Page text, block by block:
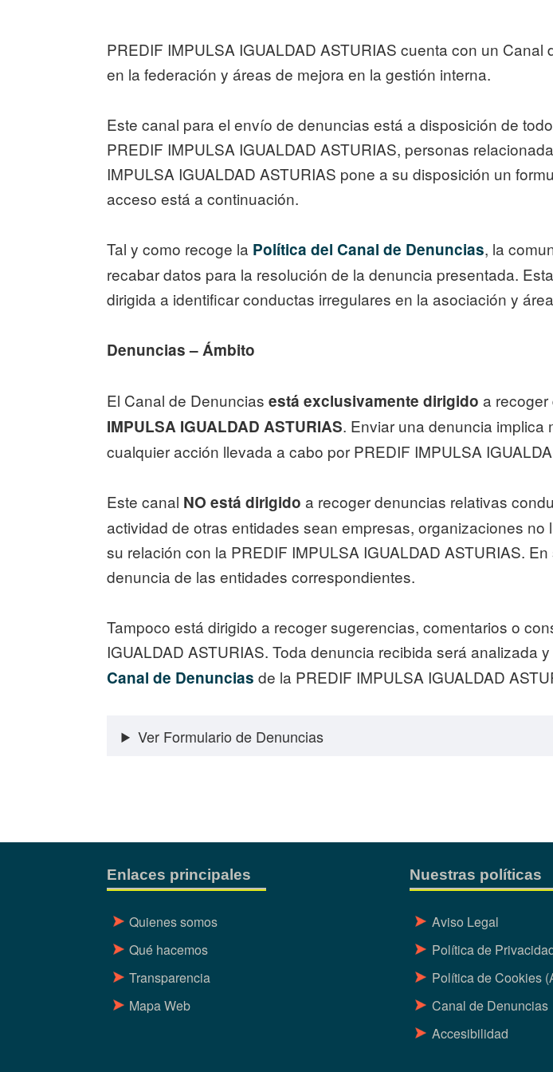
PREDIF IMPULSA IGUALDAD ASTURIAS cuenta con un
en la federación y áreas de mejora en la gestión interna.
Este canal para el envío de denuncias está a disposición de
PREDIF IMPULSA IGUALDAD ASTURIAS, personas
IMPULSA IGUALDAD ASTURIAS pone a su disposición un
acceso está a continuación.
Tal y como recoge la Política del Canal de Denuncias, la
recabar datos para la resolución de la denuncia presentada.
dirigida a identificar conductas irregulares en la asociación y
Denuncias – Ámbito
El Canal de Denunciasestá exclusivamente dirigido a
IMPULSA IGUALDAD ASTURIAS. Enviar una denuncia implica
cualquier acción llevada a cabo por PREDIF IMPULSA
Este canal NO está dirigido a recoger denuncias relativas
actividad de otras entidades sean empresas, organizaciones
su relación con la PREDIF IMPULSA IGUALDAD ASTURIAS.
denuncia de las entidades correspondientes.
Tampoco está dirigido a recoger sugerencias, comentarios o
IGUALDAD ASTURIAS. Toda denuncia recibida será analizada
Canal de Denuncias de la PREDIF IMPULSA IGUALDAD
Ver Formulario de Denuncias
Enlaces principales
Quienes somos
Qué hacemos
Transparencia
Mapa Web
Nuestras políticas
Aviso Legal
Política de
Política de Cookies
Canal de Denuncias
Accesibilidad